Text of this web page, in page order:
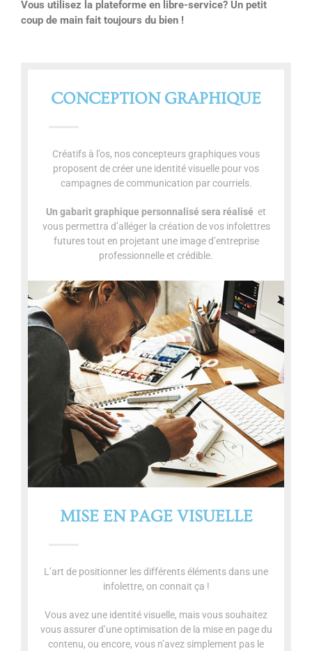
Vous utilisez la plateforme en libre-service? Un petit
coup de main fait toujours du bien !
CONCEPTION GRAPHIQUE
Créatifs à l’os, nos concepteurs graphiques vous
proposent de créer une identité visuelle pour vos
campagnes de communication par courriels.
Un gabarit graphique personnalisé sera réalisé et
vous permettra d’alléger la création de vos infolettres
futures tout en projetant une image d’entreprise
professionnelle et crédible.
MISE EN PAGE VISUELLE
L’art de positionner les différents éléments dans une
infolettre, on connait ça !
Vous avez une identité visuelle, mais vous souhaitez
vous assurer d’une optimisation de la mise en page du
contenu, ou encore, vous n’avez simplement pas le